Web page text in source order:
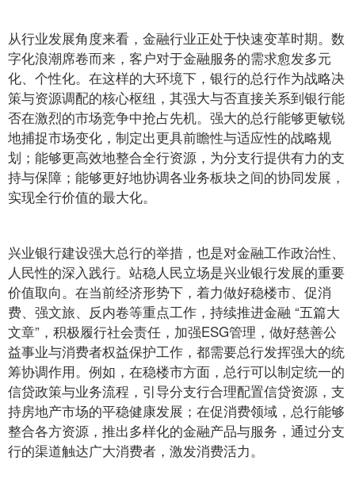
从行业发展角度来看，金融行业正处于快速变革时期。数
字化浪潮席卷而来，客户对于金融服务的需求愈发多元
化、个性化。在这样的大环境下，银行的总行作为战略决
策与资源调配的核心枢纽，其强大与否直接关系到银行能
否在激烈的市场竞争中抢占先机。强大的总行能够更敏锐
地捕捉市场变化，制定出更具前瞻性与适应性的战略规
划；能够更高效地整合全行资源，为分支行提供有力的支
持与保障；能够更好地协调各业务板块之间的协同发展，
实现全行价值的最大化。
兴业银行建设强大总行的举措，也是对金融工作政治性、
人民性的深入践行。站稳人民立场是兴业银行发展的重要
价值取向。在当前经济形势下，着力做好稳楼市、促消
费、强文旅、反内卷等重点工作，持续推进金融 “五篇大
文章”，积极履行社会责任，加强ESG管理，做好慈善公
益事业与消费者权益保护工作，都需要总行发挥强大的统
筹协调作用。例如，在稳楼市方面，总行可以制定统一的
信贷政策与业务流程，引导分支行合理配置信贷资源，支
持房地产市场的平稳健康发展；在促消费领域，总行能够
整合各方资源，推出多样化的金融产品与服务，通过分支
行的渠道触达广大消费者，激发消费活力。